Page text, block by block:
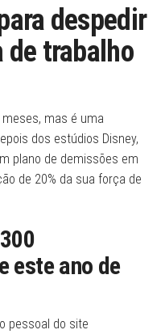
despedir
de trabalho
mas é uma
dos estúdios Disney,
plano de demissões em
de 20% da sua força de
este ano de
pessoal do site